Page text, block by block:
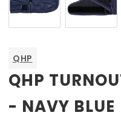
QHP
QHP
- NAVY BLUE